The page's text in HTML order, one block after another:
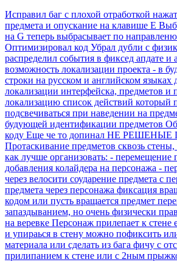
Исправил баг с плохой отработкой
предмета и опускание на клавише Е
на G теперь выбрасывает по направленю
Оптимизировал код Убрал дубли с
распределил события в фиксед апдате и
возможность локализации проекта - в
строки на русском и английском языках
локализации интерфейска, предметов и
локализацию список действий который
подсвечиваться при наведении на
будующей идентификации предметов
коду Еще че то допинал НЕ
Протаскивание предметов сквозь
как лучше организовать: - перемещение
добавления колайдера на персонажа -
через велосити соударение предмета с
предмета через персонажа фиксация
кодом или пусть вращается предмет
запаздыванием, но очень физически
на веревке Персонаж прилепает к стене
и упираься в стену можно пофиксить
материала или сделать из бага фичу с
прилипанием к стене или с 2ным